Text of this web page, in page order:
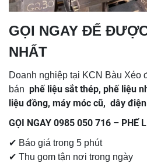
GỌI NGAY ĐỂ
NHẤT
Doanh nghiệp tại KCN Bàu Xéo
bán phế liệu sắt thép, phế liệu
liệu đồng, máy móc cũ, dây
GỌI NGAY 0985 050 716 – PHẾ
✔ Báo giá trong 5 phút
✔ Thu gom tận nơi trong ngày